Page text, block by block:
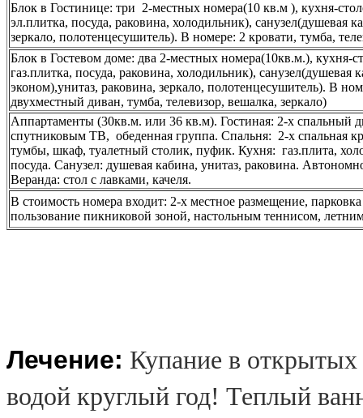
Блок в Гостинице: три 2-местных номера(10 кв.м ), кухня-
эл.плитка, посуда, раковина, холодильник), санузел(душевая
зеркало, полотенцесушитель). В номере: 2 кровати, тумба,
Блок в Гостевом доме: два 2-местных номера(10кв.м.), кухня-
газ.плитка, посуда, раковина, холодильник), санузел(душевая
эконом),унитаз, раковина, зеркало, полотенцесушитель). В
двухместный диван, тумба, телевизор, вешалка, зеркало)
Аппартаменты (30кв.м. или 36 кв.м). Гостиная: 2-х спальный
спутниковым ТВ, обеденная группа. Спальня: 2-х спальная
тумбы, шкаф, туалетный столик, пуфик. Кухня: газ.плита,
посуда. Санузел: душевая кабина, унитаз, раковина.
Веранда: стол с лавками, качеля.
В стоимость номера входит: 2-х местное размещение,
пользование пикниковой зоной, настольным теннисом,
Лечение: Купание в открытых
водой круглый год! Теплый